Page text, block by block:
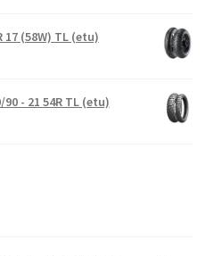
17 (58W) TL (etu)
- 21 54R TL (etu)